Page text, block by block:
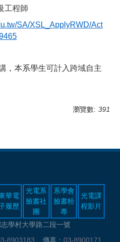
工程師
SA/XSL_ApplyRWD/Act
，本系學生可計入跨域自主
瀏覽數: 391
華電
履歷
光電系
臉書社
團
系學會
臉書粉
專
光電課
程影片
學村大學路二段一號
8903183 傳真： 03-8900171